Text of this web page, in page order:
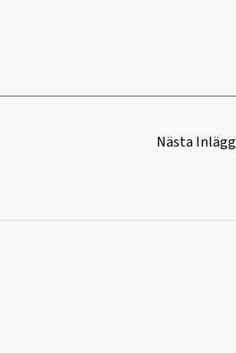
Nästa Inlägg